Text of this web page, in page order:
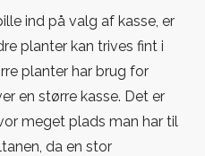
ind på valg af kasse, er
planter kan trives fint i
planter har brug for
en større kasse. Det er
meget plads man har til
da en stor